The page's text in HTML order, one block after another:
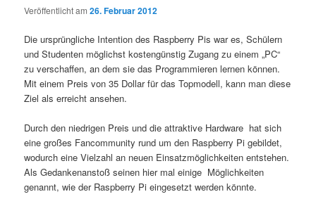
Veröffentlicht am26. Februar 2012
Die ursprüngliche Intention des Raspberry Pis war es, Schülern
und Studenten möglichst kostengünstig Zugang zu einem „PC“
zu verschaffen, an dem sie das Programmieren lernen können.
Mit einem Preis von 35 Dollar für das Topmodell, kann man diese
Ziel als erreicht ansehen.
Durch den niedrigen Preis und die attraktive Hardware hat sich
eine großes Fancommunity rund um den Raspberry Pi gebildet,
wodurch eine Vielzahl an neuen Einsatzmöglichkeiten entstehen.
Als Gedankenanstoß seinen hier mal einige Möglichkeiten
genannt, wie der Raspberry Pi eingesetzt werden könnte.